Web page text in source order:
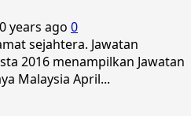
years ago 0
sejahtera. Jawatan
2016 menampilkan Jawatan
Malaysia April...